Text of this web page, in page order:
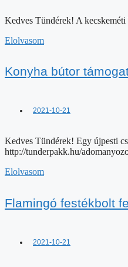
Kedves Tündérek! A
Elolvasom
Konyha bútor
2021-10-21
Kedves Tündérek! Egy újpesti
http://tunderpakk.hu/
Elolvasom
Flamingó festékbolt
2021-10-21